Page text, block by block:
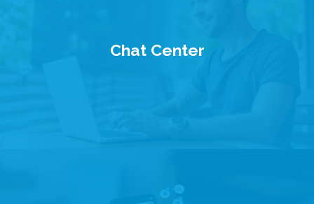
Chat Center